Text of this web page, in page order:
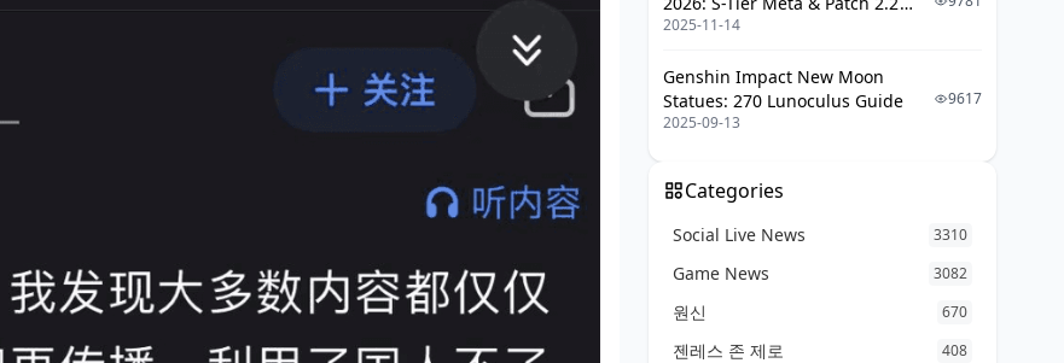
Changes
2025-11-14
Genshin Impact New Moon
Statues: 270 Lunoculus Guide
2025-09-13
9617
Categories
Social Live News 3310
Game News 3082
원신 670
젠레스 존 제로 408